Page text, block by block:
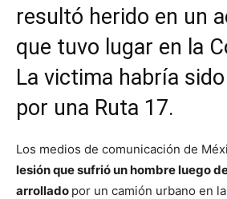
resultó herido en un
que tuvo lugar en la
La victima habría
por una Ruta 17.
Los medios de comunicación de
lesión que sufrió un hombre luego
arrollado por un camión urbano en la